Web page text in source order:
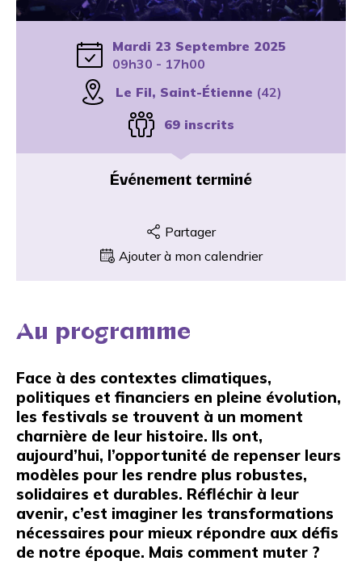
Mardi 23 Septembre 2025
09h30 - 17h00
Le Fil, Saint-Étienne (42)
69 inscrits
Événement terminé
Partager
Ajouter à mon calendrier
Au programme
Face à des contextes climatiques,
politiques et financiers en pleine évolution,
les festivals se trouvent à un moment
charnière de leur histoire. Ils ont,
aujourd’hui, l’opportunité de repenser leurs
modèles pour les rendre plus robustes,
solidaires et durables. Réfléchir à leur
avenir, c’est imaginer les transformations
nécessaires pour mieux répondre aux défis
de notre époque. Mais comment muter ?